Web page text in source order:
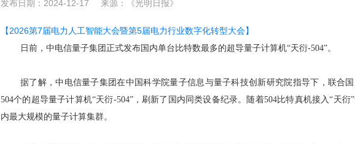
发布日期：2024-12-17 来源：《光明日报》
【2026第7届电力人工智能大会暨第5届电力行业数字化转型大会】
日前，中电信量子集团正式发布国内单台比特数最多的超导量子计算机“天衍-504”。
据了解，中电信量子集团在中国科学院量子信息与量子科技创新研究院指导下，联合
504个的超导量子计算机“天衍-504”，刷新了国内同类设备纪录。随着504比特真机接入“天
内最大规模的量子计算集群。